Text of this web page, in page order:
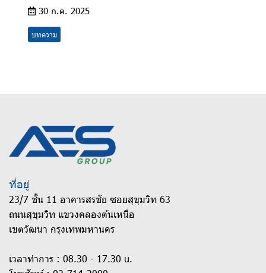
30 ก.ค. 2025
บทความ
ที่อยู่
23/7 ชั้น 11 อาคารสรชัย ซอยสุขุมวิท 63
ถนนสุขุมวิท แขวงคลองต้นเหนือ
เขตวัฒนา กรุงเทพมหานคร
เวลาทำการ : 08.30 - 17.30 u.